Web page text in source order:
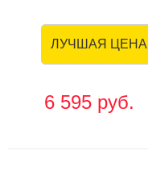
ЛУЧШАЯ ЦЕНА
6 595 руб.